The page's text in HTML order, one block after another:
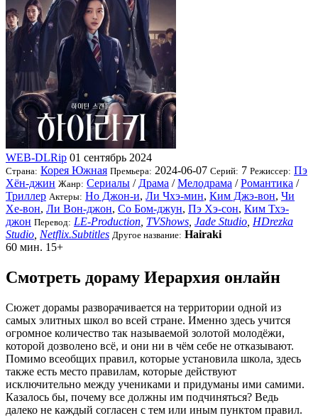
WEB-DLRip 01 сентябрь 2024
Страна: Корея Южная Премьера: 2024-06-07 Серий: 7 Режиссер: Пэ
Хён-джин Жанр: Сериалы / Драма /Мелодрама /Романтика /
Триллер Актеры: Но Джон-и, Ли Чхэ-мин, Ким Джэ-вон, Чи
Хе-вон, Ли Вон-джон, Со Бом-джун, Пэ Хэ-сон, Ким Тхэ-
джон Перевод: LE-Production TVShows Jade Studio HDrezka
Studio Netflix.Subtitles Другое название: Hairaki
60 мин. 15+
Смотреть дораму Иерархия онлайн
Сюжет дорамы разворачивается на территории одной из
самых элитных школ во всей стране. Именно здесь учится
огромное количество так называемой золотой молодёжи,
которой дозволено всё, и они ни в чём себе не отказывают.
Помимо всеобщих правил, которые установила школа, здесь
также есть место правилам, которые действуют
исключительно между учениками и придуманы ими самими.
Казалось бы, почему все должны им подчиняться? Ведь
далеко не каждый согласен с тем или иным пунктом правил.